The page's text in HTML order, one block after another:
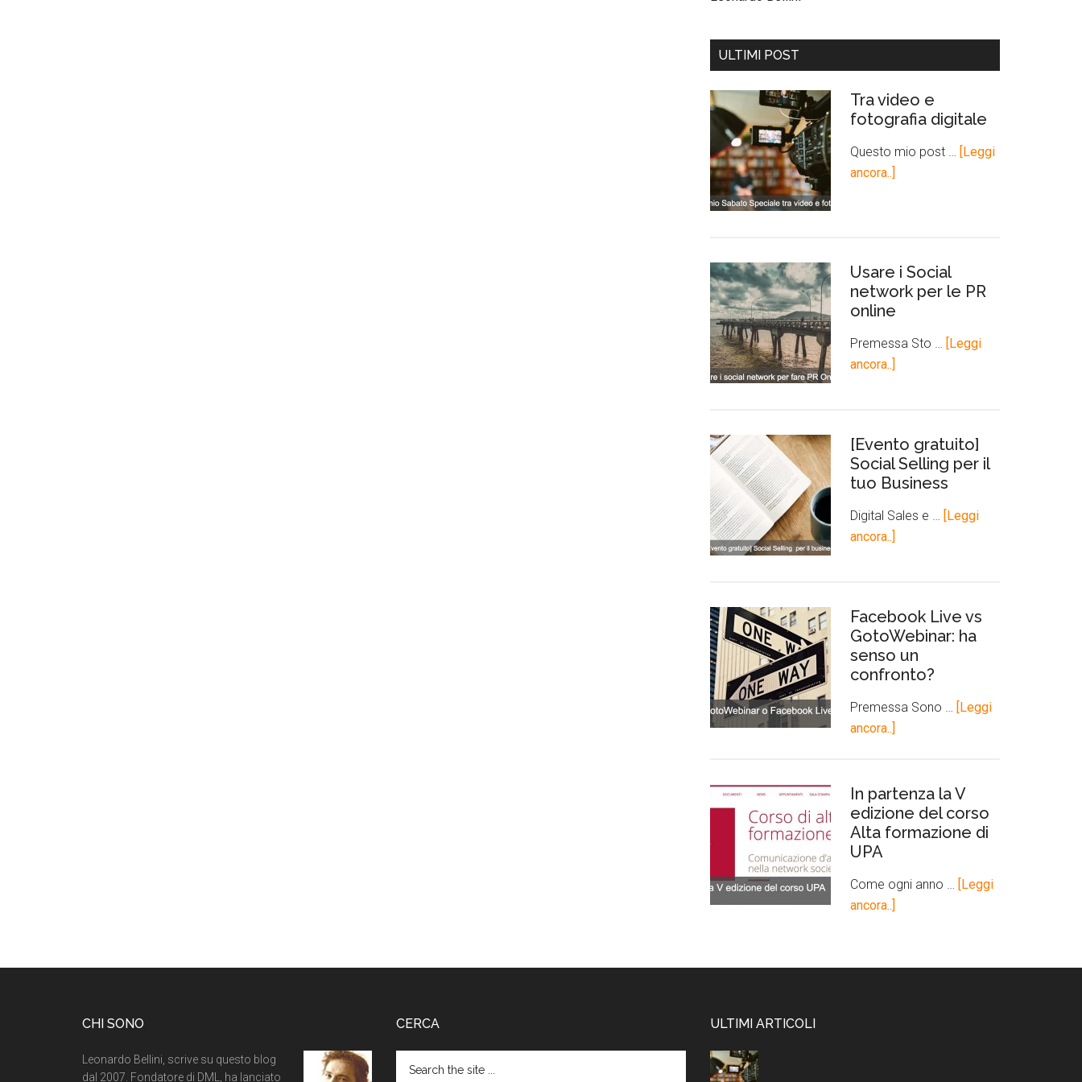
ULTIMI POST
Tra video e
fotografia digitale
Questo mio post …
[Leggi
ancora..]
Usare i Social
network per le PR
online
Premessa Sto …
[Leggi
ancora..]
[Evento gratuito]
Social Selling per il
tuo Business
Digital Sales e …
[Leggi
ancora..]
Facebook Live vs
GotoWebinar: ha
senso un
confronto?
Premessa Sono …
[Leggi
ancora..]
In partenza la V
edizione del corso
Alta formazione di
UPA
Come ogni anno …
[Leggi
ancora..]
CHI SONO
Leonardo Bellini, scrive su questo blog
dal 2007. Fondatore di DML, ha lanciato
CERCA ULTIMI ARTICOLI